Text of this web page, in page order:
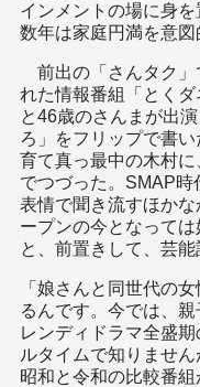
インメントの場に身
数年は家庭円満を意図
前出の「さんタク」
れた情報番組「とく
と46歳のさんまが出
ろ」をフリップで書
育て真っ最中の木村
でつづった。SMAP
表情で聞き流すほか
ープンの今となっては
と、前置きして、芸能
「娘さんと同世代の
るんです。今では、
レンディドラマ全盛
ルタイムで知りません
昭和と令和の比較番